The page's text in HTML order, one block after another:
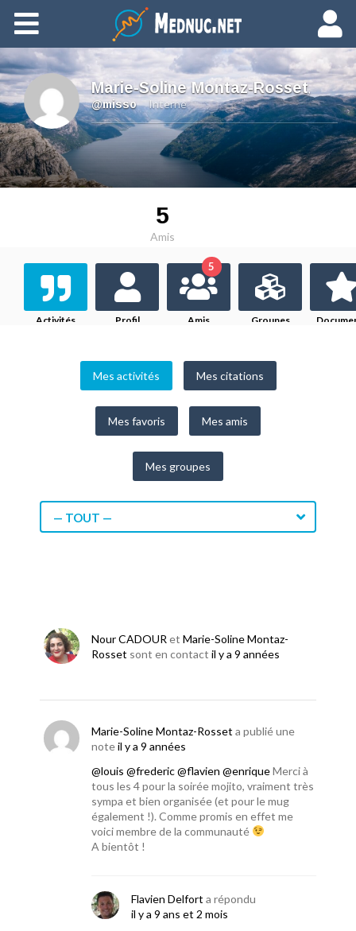
Ajouter du contenu
Marie-Soline Montaz-Rosset,
@misso Interne
5
Amis
Activités Profil Amis
5
Groupes
Mes activités Mes citations
Mes favoris Mes amis
Mes groupes
— TOUT —
Nour CADOUR et Marie-Soline Montaz-
Rosset sont en contact il y a 9 années
Marie-Soline Montaz-Rosset a publié une
noteil y a 9 années
@louis @frederic@flavien @enriqueMerci à
tous les 4 pour la soirée mojito, vraiment très
sympa et bien organisée (et pour le mug
également !). Comme promis en effet me
voici membre de la communauté
A bientôt !
Flavien Delfort a répondu
il y a 9 ans et 2 mois